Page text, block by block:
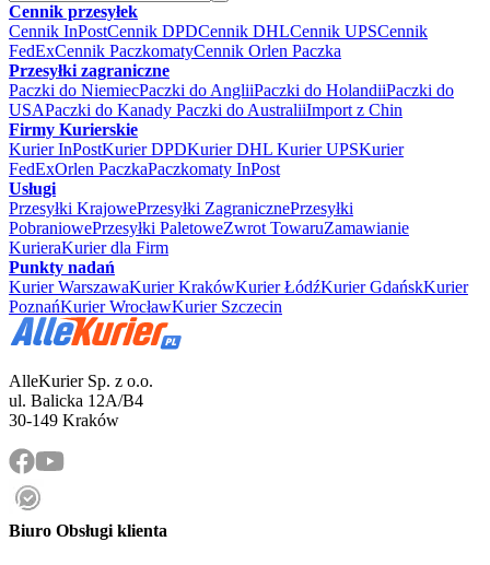
Cennik przesyłek
Cennik InPostCennik DPDCennik DHLCennik UPSCennik
FedExCennik PaczkomatyCennik Orlen Paczka
Przesyłki zagraniczne
Paczki do NiemiecPaczki do AngliiPaczki do HolandiiPaczki do
USAPaczki do Kanady Paczki do AustraliiImport z Chin
Firmy Kurierskie
Kurier InPostKurier DPDKurier DHL Kurier UPSKurier
FedExOrlen PaczkaPaczkomaty InPost
Usługi
Przesyłki KrajowePrzesyłki ZagranicznePrzesyłki
PobraniowePrzesyłki PaletoweZwrot TowaruZamawianie
KurieraKurier dla Firm
Punkty nadań
Kurier WarszawaKurier KrakówKurier ŁódźKurier GdańskKurier
PoznańKurier WrocławKurier Szczecin
AlleKurier Sp. z o.o.
ul. Balicka 12A/B4
30-149 Kraków
Biuro Obsługi klienta